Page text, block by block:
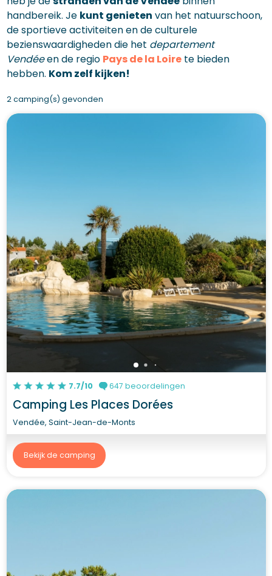
handbereik. Je kunt genieten van het natuurschoon,
de sportieve activiteiten en de culturele
bezienswaardigheden die het departement
Vendéeen de regio Pays de la Loirete bieden
hebben. Kom zelf kijken!
2 camping(s) gevonden
7.7/10 647 beoordelingen
Camping Les Places Dorées
Vendée, Saint-Jean-de-Monts
Bekijk de camping